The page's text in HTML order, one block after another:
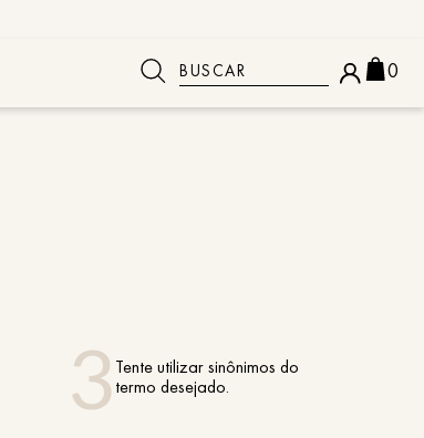
Buscar 0
Tente utilizar sinônimos do
termo desejado.